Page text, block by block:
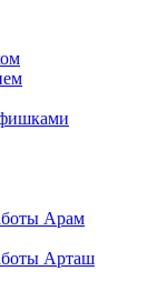
Арам
Арташ